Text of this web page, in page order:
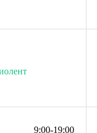
9:00-19:00